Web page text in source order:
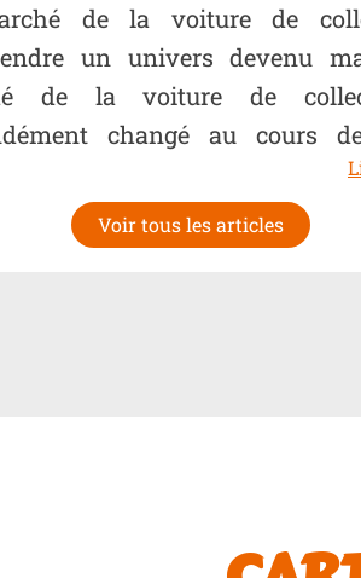
de la voiture de
un univers devenu
de la voiture de
changé au cours
Voir tous les articles